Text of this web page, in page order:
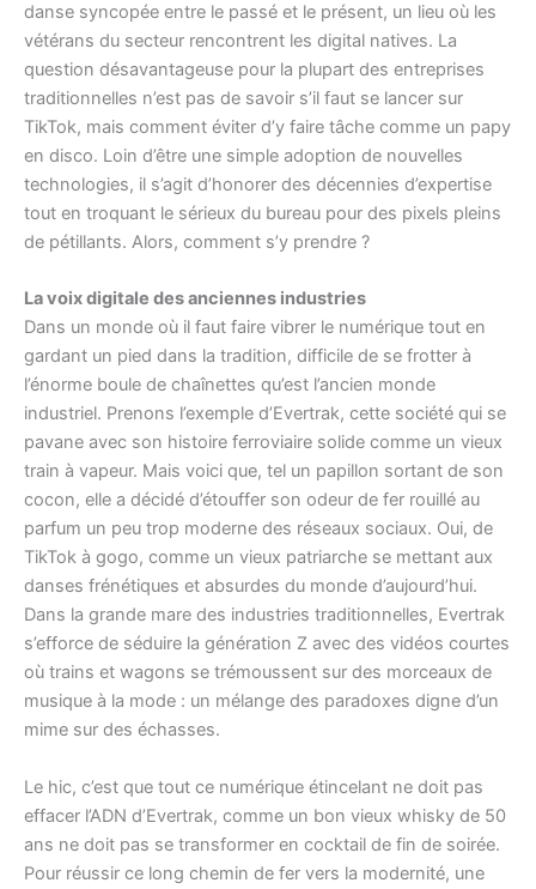
danse syncopée entre le passé et le présent, un lieu où les
vétérans du secteur rencontrent les digital natives. La
question désavantageuse pour la plupart des entreprises
traditionnelles n’est pas de savoir s’il faut se lancer sur
TikTok, mais comment éviter d’y faire tâche comme un papy
en disco. Loin d’être une simple adoption de nouvelles
technologies, il s’agit d’honorer des décennies d’expertise
tout en troquant le sérieux du bureau pour des pixels pleins
de pétillants. Alors, comment s’y prendre ?
La voix digitale des anciennes industries
Dans un monde où il faut faire vibrer le numérique tout en
gardant un pied dans la tradition, difficile de se frotter à
l’énorme boule de chaînettes qu’est l’ancien monde
industriel. Prenons l’exemple d’Evertrak, cette société qui se
pavane avec son histoire ferroviaire solide comme un vieux
train à vapeur. Mais voici que, tel un papillon sortant de son
cocon, elle a décidé d’étouffer son odeur de fer rouillé au
parfum un peu trop moderne des réseaux sociaux. Oui, de
TikTok à gogo, comme un vieux patriarche se mettant aux
danses frénétiques et absurdes du monde d’aujourd’hui.
Dans la grande mare des industries traditionnelles, Evertrak
s’efforce de séduire la génération Z avec des vidéos courtes
où trains et wagons se trémoussent sur des morceaux de
musique à la mode : un mélange des paradoxes digne d’un
mime sur des échasses.
Le hic, c’est que tout ce numérique étincelant ne doit pas
effacer l’ADN d’Evertrak, comme un bon vieux whisky de 50
ans ne doit pas se transformer en cocktail de fin de soirée.
Pour réussir ce long chemin de fer vers la modernité, une